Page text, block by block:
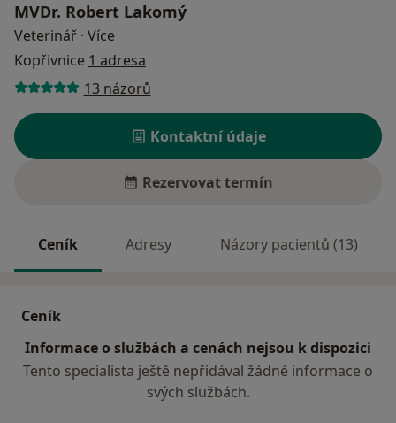
MVDr. Robert Lakomý
Veterinář · Více
Kopřivnice 1 adresa
13 názorů
Kontaktní údaje
Rezervovat termín
Ceník Adresy Názory pacientů (13)
Ceník
Informace o službách a cenách nejsou k dispozici
Tento specialista ještě nepřidával žádné informace o
svých službách.